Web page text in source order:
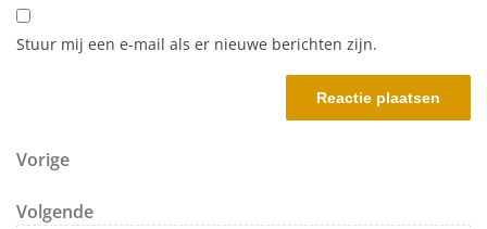
Stuur mij een e-mail als er nieuwe berichten zijn.
Berichtnavigatie
Vorig bericht
Vorige
Volgend bericht
Volgende